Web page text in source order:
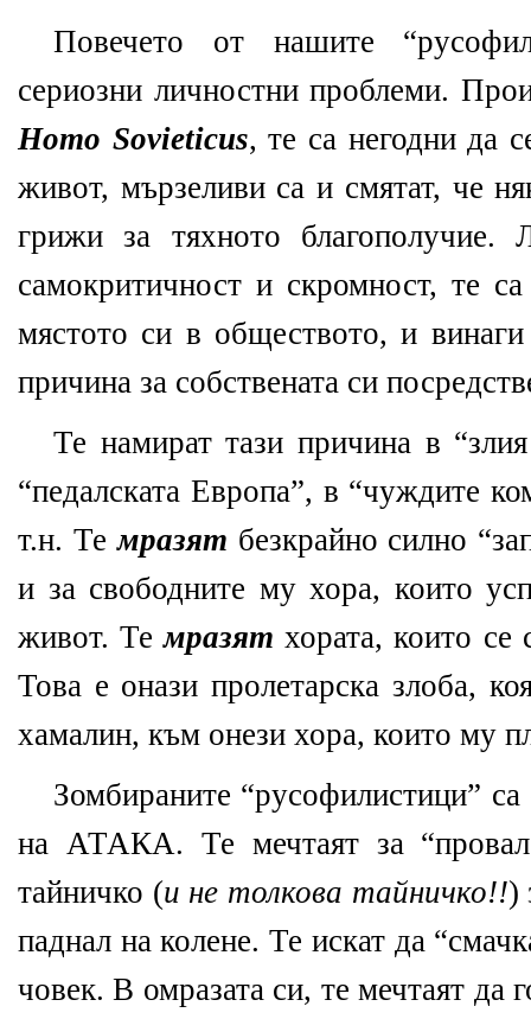
Повечето от нашите
сериозни личностни проблеми.
Homo Sovieticus, те са негодни да
живот, мързеливи са и смятат, че
грижи за тяхното благополучие.
самокритичност и скромност, те
мястото си в обществото, и
причина за собствената си
Те намират тази причина в
“педалската Европа”, в “чуждите
т.н. Темразят безкрайно силно
и за свободните му хора, които
живот. Темразят хората, които се
Това е онази пролетарска злоба,
хамалин, към онези хора, които му
Зомбираните “русофилистици”
на АТАКА. Те мечтаят за
тайничко (и не толкова тайничко!!)
паднал на колене. Те искат да
човек. В омразата си, те мечтаят да